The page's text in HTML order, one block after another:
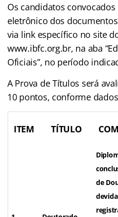
Os candidatos
eletrônico dos
via link específico no site
www.ibfc.org.br, na aba
Oficiais”, no período
A Prova de Títulos será
10 pontos, conforme
ITEM TÍTULO
de